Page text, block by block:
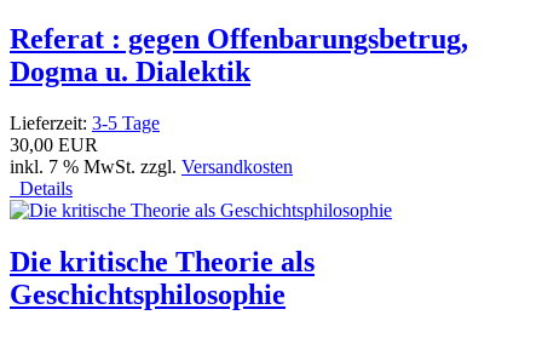
Referat : gegen Offenbarungsbetrug,
Dogma u. Dialektik
Lieferzeit: 3-5 Tage
30,00 EUR
inkl. 7 % MwSt. zzgl. Versandkosten
Details
Die kritische Theorie als
Geschichtsphilosophie